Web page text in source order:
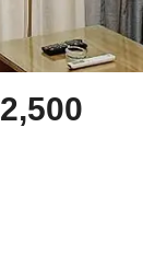
2,500